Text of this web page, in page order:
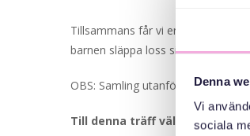
Denna
Vi
sociala
Tillsammans får vi en spännande
barnen släppa loss sin kreativitet
OBS: Samling utanför vid entrén
Till denna träff välkomnar vi